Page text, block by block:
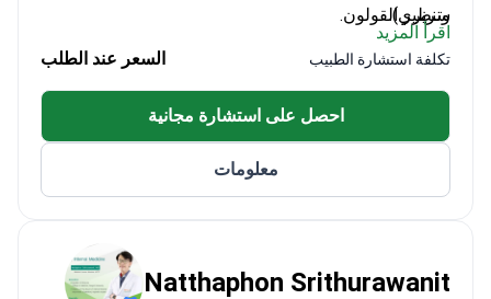
وتنظير القولون.
سريري).
اقرأ المزيد
تكلفة استشارة الطبيب السعر عند الطلب
احصل على استشارة مجانية
معلومات
Natthaphon Srithurawanit